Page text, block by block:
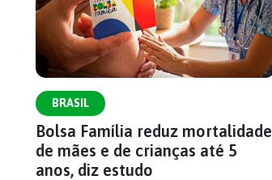
BRASIL
Bolsa Família reduz mortalidade
de mães e de crianças até 5
anos, diz estudo